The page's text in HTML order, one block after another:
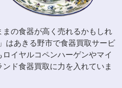
の食器が高く売れるかもしれ
はあきる野市で食器買取サービ
イヤルコペンハーゲンやマイ
ド食器買取に力を入れていま